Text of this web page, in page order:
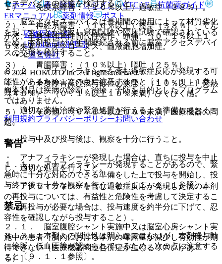
セスデバイスの交換を検討すること。
・ 脳室アクセスデバイスは長期間の使用によって材質劣化
を起こすことが繰返し穿刺試験や臨床試験で確認されている
ため、本剤投与が４年間継続される前に脳室アクセスデバイ
スの交換を検討すること。
８．２． アナフィラキシーを含む過敏症反応が発現する可
能性があるため、次の点に注意すること〔１１．１．１参
照〕。
・ 適切な薬物治療や緊急処置が行えるよう準備しておくこ
と。
・ 投与中及び投与後は、観察を十分に行うこと。
・ アナフィラキシーが発現した場合は、直ちに投与を中止
し、適切な処置を行うこと。
・ アナフィラキシーを含む過敏症反応が発現した後の本剤
の再投与については、有益性と危険性を考慮して決定するこ
と（再投与が必要な場合は、投与速度を約半分に下げて、忍
容性を確認しながら投与すること）。
８．３． 本剤との関連性は明らかではないが、本剤投与時
に徐脈、低血圧等が認められているため、次の点に注意する
こと〔９．１．１参照〕。
１）． 免疫系障害：（１０％以上）過敏症（３８％）。
２）． 神経系障害：（１０％以上）痙攣（３８％）、てん
かん、全身性強直性間代性発作、頭痛、（０．１％以上１
０％未満）ミオクローヌス、髄液細胞増加症。
３）． 胃腸障害：（１０％以上）嘔吐（２５％）。
４）． 全身障害及び投与部位の状態：（１０％以上）発熱
（４６％）、（０．１％以上１０％未満）びくびく感。
５）． その他：（０．１％以上１０％未満）医療機器の問
題。
警告
１．１． アナフィラキシーが発現することがあるので、緊
急時に十分な対応のできる準備をした上で投与を開始し、投
与終了後も十分な観察を行うこと〔１１．１．１参照〕。
禁忌
２．１． 脳室腹腔シャント実施中又は脳室心房シャント実
施中の患者［脳内における本剤の曝露量が減少し有効性が期
待できない（医療機器関連合併症が生じるリスクがあ
る）］。
ホーム
表・計算 レジメン CTCAE
抗菌薬ガイド
ERマニュアル
薬剤情報 ポスト
監修医師一覧
UpToDate特別割引
運営会社
© 2021 HOKUTO Inc. All rights reserved.
※本製品は疾病の診断・治療・予防を目的としたプログラム
ではありません。
利用規約プライバシーポリシーお問い合わせ